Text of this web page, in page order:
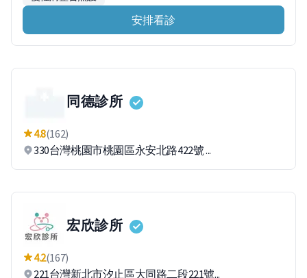
安排看診
同德診所
4.8(162)
330台灣桃園市桃園區永安北路422號 ...
宏欣診所
4.2(167)
221台灣新北市汐止區大同路二段221號...